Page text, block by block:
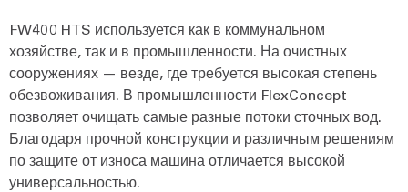
FW400 HTS используется как в коммунальном
хозяйстве, так и в промышленности. На очистных
сооружениях — везде, где требуется высокая степень
обезвоживания. В промышленности FlexConcept
позволяет очищать самые разные потоки сточных вод.
Благодаря прочной конструкции и различным решениям
по защите от износа машина отличается высокой
универсальностью.